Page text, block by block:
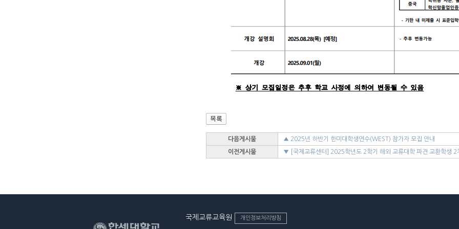
다음게시물 ▲ 2025년 하반기 한미대학생연수(WEST) 참가자 모집 안내
▲ 2025학년도 2학기 외국인 신(편)입생 2차 모집 안내
이전게시물 ▼ [국제교류센터] 2025학년도 2학기 해외 교류대학 파견 교환학생 2
국제교류교육원 개인정보처리방침